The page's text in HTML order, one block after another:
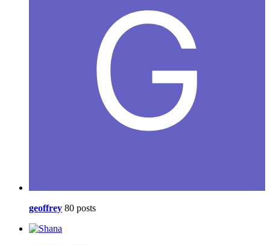
geoffrey 80 posts